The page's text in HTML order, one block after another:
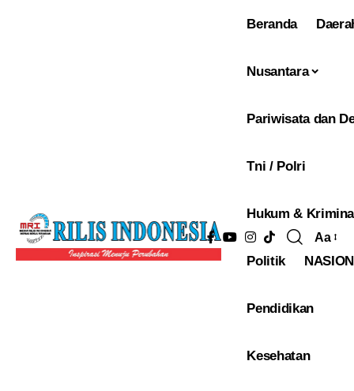
Beranda
Nusantara
Pariwisata dan
Tni / Polri
Hukum &
Politik
Pendidikan
Kesehatan
Ukuran
Aa